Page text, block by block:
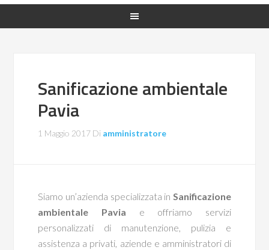
Sanificazione ambientale
Pavia
1 Maggio 2017 Di amministratore
Siamo un’azienda specializzata in Sanificazione
ambientale Pavia e offriamo servizi
personalizzati di manutenzione, pulizia e
assistenza a privati, aziende e amministratori di